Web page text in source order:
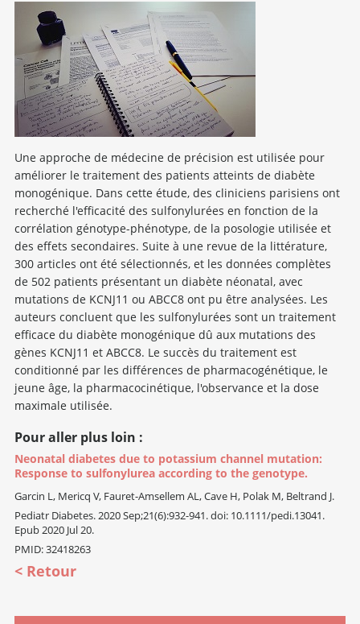
Une approche de médecine de précision est utilisée pour
améliorer le traitement des patients atteints de diabète
monogénique. Dans cette étude, des cliniciens parisiens ont
recherché l'efficacité des sulfonylurées en fonction de la
corrélation génotype-phénotype, de la posologie utilisée et
des effets secondaires. Suite à une revue de la littérature,
300 articles ont été sélectionnés, et les données complètes
de 502 patients présentant un diabète néonatal, avec
mutations de KCNJ11 ou ABCC8 ont pu être analysées. Les
auteurs concluent que les sulfonylurées sont un traitement
efficace du diabète monogénique dû aux mutations des
gènes KCNJ11 et ABCC8. Le succès du traitement est
conditionné par les différences de pharmacogénétique, le
jeune âge, la pharmacocinétique, l'observance et la dose
maximale utilisée.
Pour aller plus loin :
Neonatal diabetes due to potassium channel mutation:
Response to sulfonylurea according to the genotype.
Garcin L, Mericq V, Fauret-Amsellem AL, Cave H, Polak M, Beltrand J.
Pediatr Diabetes. 2020 Sep;21(6):932-941. doi: 10.1111/pedi.13041.
Epub 2020 Jul 20.
PMID: 32418263
Retour